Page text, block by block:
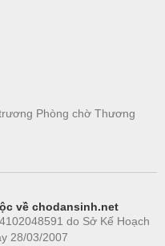
Phòng chờ Thương
về chodansinh.net
do Sở Kế Hoạch
28/03/2007